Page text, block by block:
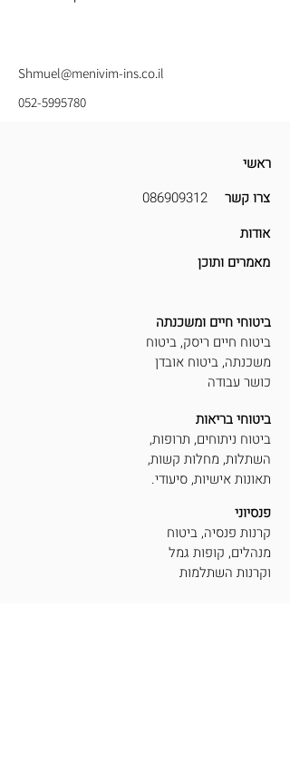
Shmuel@menivim-ins.co.il
052-5995780
ראשי
086909312
צרו קשר
אודות
מאמרים ותוכן
ביטוחי חיים ומשכנתה
ביטוח חיים ריסק, ביטוח
משכנתה, ביטוח אובדן
כושר עבודה
ביטוחי בריאות
ביטוח ניתוחים, תרופות,
השתלות, מחלות קשות,
תאונות אישיות, סיעודי.
פנסיוני
קרנות פנסיה, ביטוח
מנהלים, קופות גמל
וקרנות השתלמות